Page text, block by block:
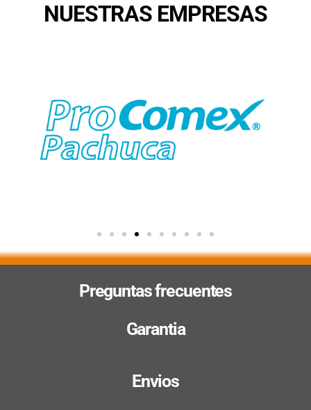
NUESTRAS EMPRESAS
Preguntas frecuentes
Garantia
Envios